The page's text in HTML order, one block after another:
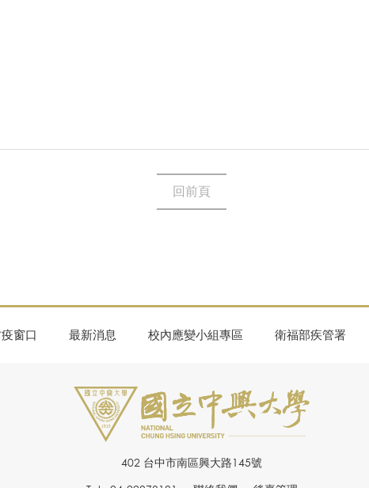
回前頁
窗口 最新消息 校內應變小組專區 衛福部疾管署
402 台中市南區興大路145號